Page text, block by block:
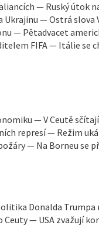
— Ruský útok
Ukrajinu — Ostrá slova
— Pětadvacet
FIFA — Itálie se
— V Ceutě
represí — Režim
— Na Borneu se
Donalda Trumpa
— USA zvažují